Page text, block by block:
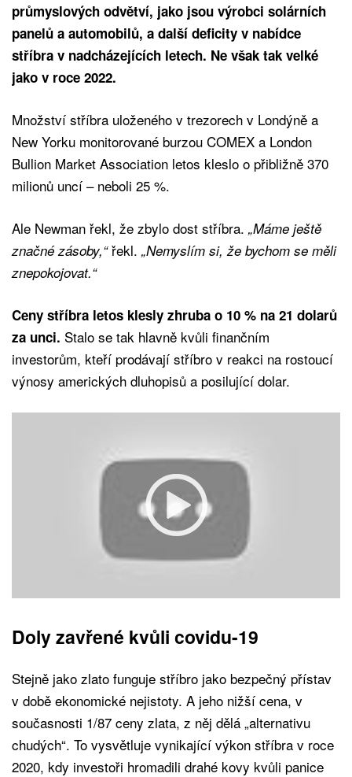
průmyslových odvětví, jako jsou výrobci solárních
panelů a automobilů, a další deficity v nabídce
stříbra v nadcházejících letech. Ne však tak velké
jako v roce 2022.
Množství stříbra uloženého v trezorech v Londýně a
New Yorku monitorované burzou COMEX a London
Bullion Market Association letos kleslo o přibližně 370
milionů uncí – neboli 25 %.
Ale Newman řekl, že zbylo dost stříbra. „Máme ještě
značné zásoby,“řekl. „Nemyslím si, že bychom se měli
znepokojovat.“
Ceny stříbra letos klesly zhruba o 10 % na 21 dolarů
za unci. Stalo se tak hlavně kvůli finančním
investorům, kteří prodávají stříbro v reakci na rostoucí
výnosy amerických dluhopisů a posilující dolar.
Doly zavřené kvůli covidu-19
Stejně jako zlato funguje stříbro jako bezpečný přístav
v době ekonomické nejistoty. A jeho nižší cena, v
současnosti 1/87 ceny zlata, z něj dělá „alternativu
chudých“. To vysvětluje vynikající výkon stříbra v roce
2020, kdy investoři hromadili drahé kovy kvůli panice